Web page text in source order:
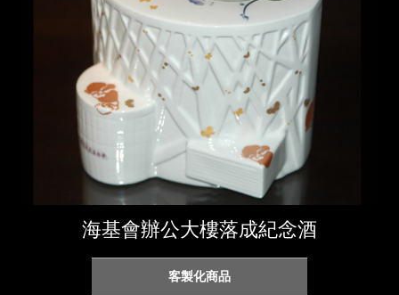
海基會辦公大樓落成紀念酒
客製化商品